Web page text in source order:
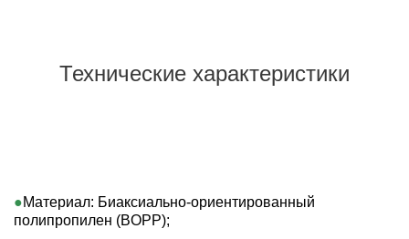
Технические характеристики
Материал: Биаксиально-ориентированный
полипропилен (BOPP);